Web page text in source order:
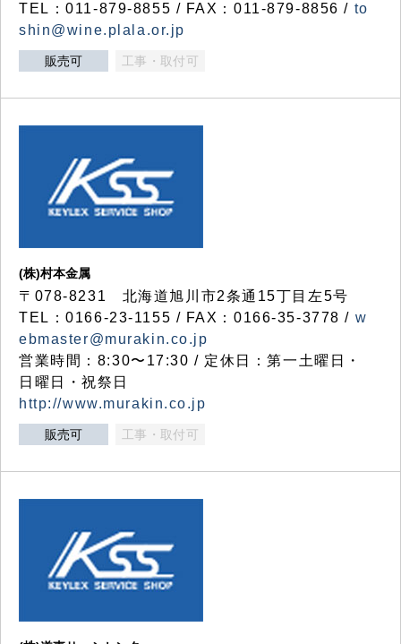
TEL：011-879-8855 / FAX：011-879-8856 / to
shin@wine.plala.or.jp
販売可 工事・取付可
(株)村本金属
〒078-8231 北海道旭川市2条通15丁目左5号
TEL：0166-23-1155 / FAX：0166-35-3778 / w
ebmaster@murakin.co.jp
営業時間：8:30〜17:30 / 定休日：第一土曜日・
日曜日・祝祭日
http://www.murakin.co.jp
販売可 工事・取付可